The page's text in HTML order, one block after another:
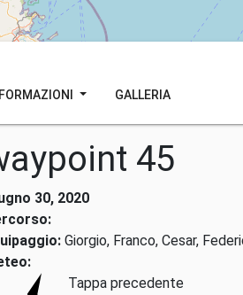
GALLERIA
45
30, 2020
Giorgio, Franco, Cesar,
Tappa precedente